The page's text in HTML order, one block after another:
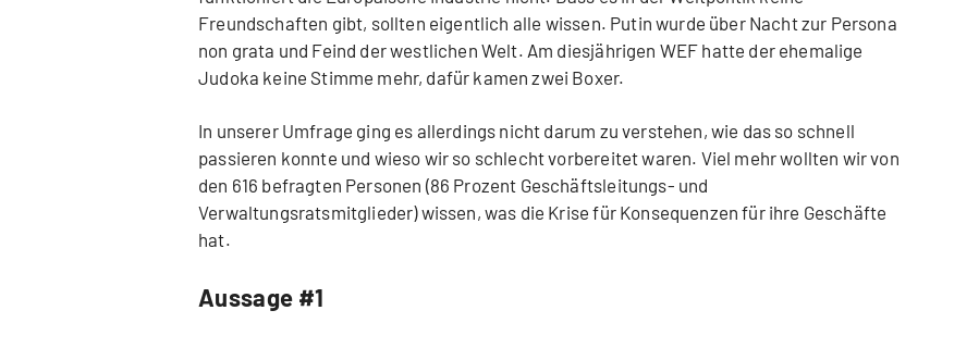
Freundschaften gibt, sollten eigentlich alle wissen. Putin wurde über Nacht zur Persona
non grata und Feind der westlichen Welt. Am diesjährigen WEF hatte der ehemalige
Judoka keine Stimme mehr, dafür kamen zwei Boxer.
In unserer Umfrage ging es allerdings nicht darum zu verstehen, wie das so schnell
passieren konnte und wieso wir so schlecht vorbereitet waren. Viel mehr wollten wir von
den 616 befragten Personen (86 Prozent Geschäftsleitungs- und
Verwaltungsratsmitglieder) wissen, was die Krise für Konsequenzen für ihre Geschäfte
hat.
Aussage #1